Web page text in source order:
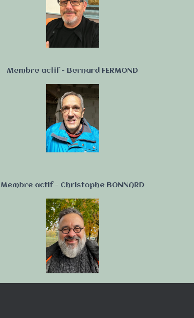
Membre actif - Bernard FERMOND
Membre actif - Christophe BONNARD